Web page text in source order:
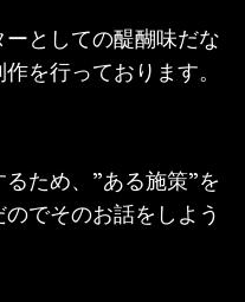
としての醍醐味だな
を行っております。
ため、 ”ある施策”を
でそのお話をしよう